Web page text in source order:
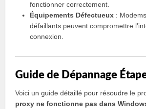
fonctionner correctement.
Équipements Défectueux :
défaillants peuvent compromettre
connexion.
Guide de Dépannage
Voici un guide détaillé pour résoudre le
proxy ne fonctionne pas dans